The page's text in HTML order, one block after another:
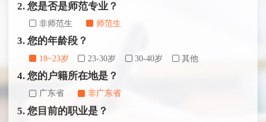
2. 您是否是师范专业？
非师范生 师范生
3. 您的年龄段？
18~23岁 23-30岁 30-40岁 其他
4. 您的户籍所在地是？
广东省 非广东省
5. 您目前的职业是？